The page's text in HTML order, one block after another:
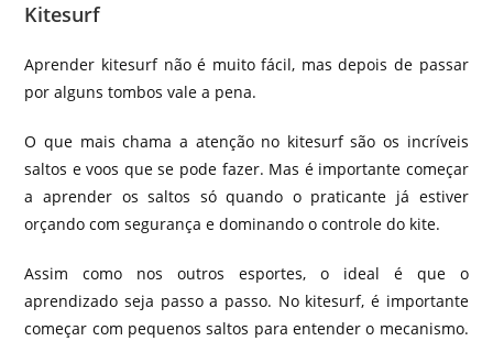
Kitesurf
Aprender kitesurf não é muito fácil, mas depois de passar
por alguns tombos vale a pena.
O que mais chama a atenção no kitesurf são os incríveis
saltos e voos que se pode fazer. Mas é importante começar
a aprender os saltos só quando o praticante já estiver
orçando com segurança e dominando o controle do kite.
Assim como nos outros esportes, o ideal é que o
aprendizado seja passo a passo. No kitesurf, é importante
começar com pequenos saltos para entender o mecanismo.